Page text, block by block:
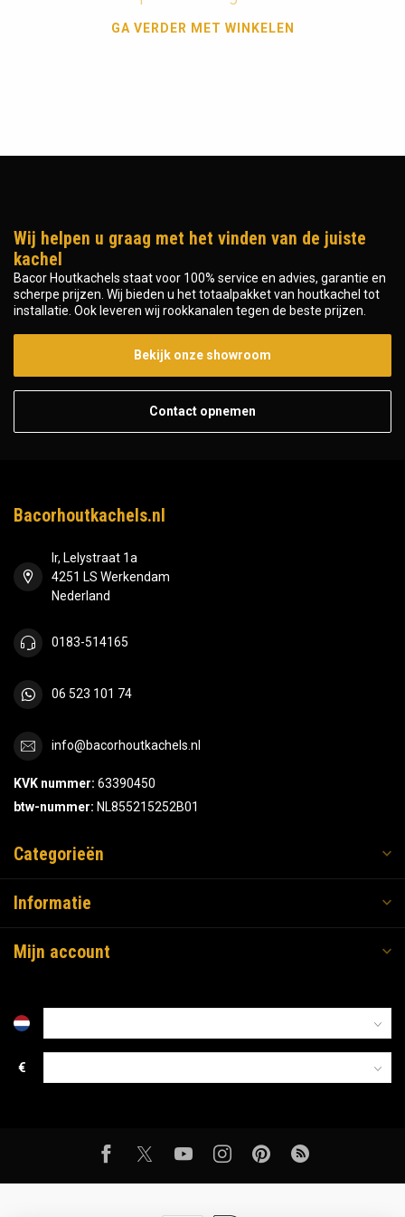
GA VERDER MET WINKELEN
Wij helpen u graag met het vinden van de juiste
kachel
Bacor Houtkachels staat voor 100% service en advies, garantie en
scherpe prijzen. Wij bieden u het totaalpakket van houtkachel tot
installatie. Ook leveren wij rookkanalen tegen de beste prijzen.
Bekijk onze showroom
Contact opnemen
Bacorhoutkachels.nl
Ir, Lelystraat 1a
4251 LS Werkendam
Nederland
0183-514165
06 523 101 74
info@bacorhoutkachels.nl
KVK nummer: 63390450
btw-nummer: NL855215252B01
Categorieën
Informatie
Mijn account
€